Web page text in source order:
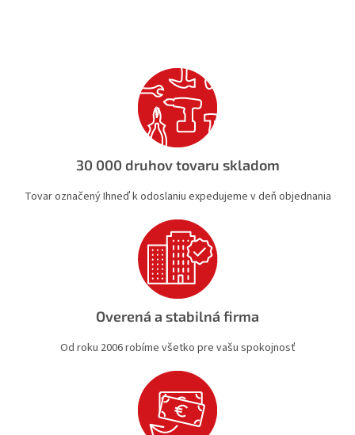
e
p
r
v
k
ý
i
s
u
e
30 000 druhov tovaru skladom
Tovar označený Ihneď k odoslaniu expedujeme v deň objednania
Overená a stabilná firma
Od roku 2006 robíme všetko pre vašu spokojnosť